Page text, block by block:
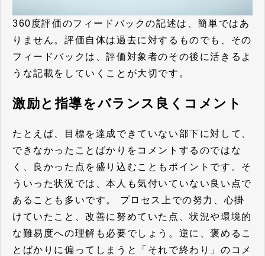
360度評価のフィードバックの記述は、簡単ではあ
りません。評価自体は過去に対するものでも、その
フィードバックは、評価対象者のその後に活きるよ
うな記載をしていくことが大切です。
激励と指導をバランス良くコメント
たとえば、目標を達成できていない部下に対して、
できなかったことばかりをコメントするのではな
く、良かった点を盛り込むこともポイントです。そ
ういった状況では、本人も気付いていない良い点で
あることも多いです。 プロセス上での努力、心掛
けていたこと、改善に努めていた点、状況や環境的
な難易度への理解も必要でしょう。逆に、褒めるこ
とばかりに偏ってしまうと「それで終わり」のコメ